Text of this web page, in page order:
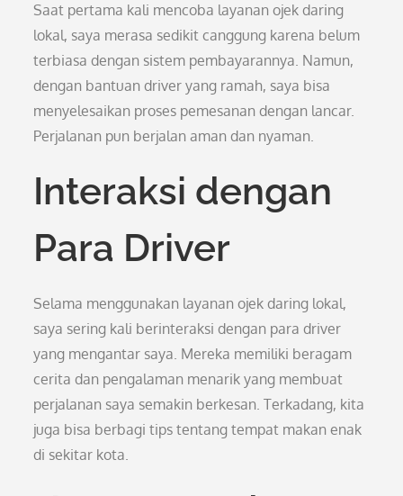
Saat pertama kali mencoba layanan ojek daring
lokal, saya merasa sedikit canggung karena belum
terbiasa dengan sistem pembayarannya. Namun,
dengan bantuan driver yang ramah, saya bisa
menyelesaikan proses pemesanan dengan lancar.
Perjalanan pun berjalan aman dan nyaman.
Interaksi dengan
Para Driver
Selama menggunakan layanan ojek daring lokal,
saya sering kali berinteraksi dengan para driver
yang mengantar saya. Mereka memiliki beragam
cerita dan pengalaman menarik yang membuat
perjalanan saya semakin berkesan. Terkadang, kita
juga bisa berbagi tips tentang tempat makan enak
di sekitar kota.